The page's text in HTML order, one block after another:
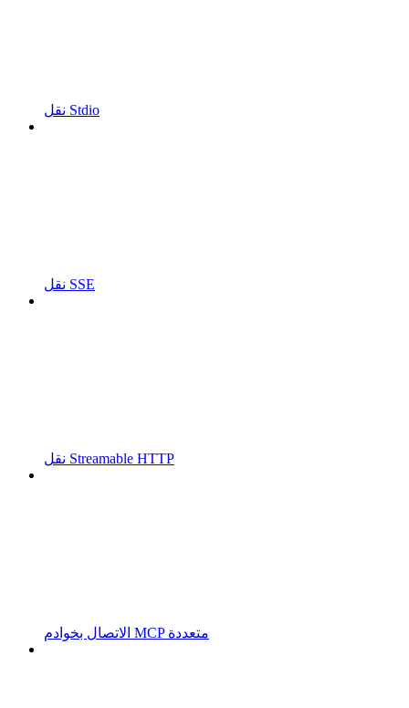
نقل Stdio
نقل SSE
نقل Streamable HTTP
الاتصال بخوادم MCP متعددة